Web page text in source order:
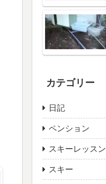
カテゴリー
日記
ペンション
スキーレッスン
スキー